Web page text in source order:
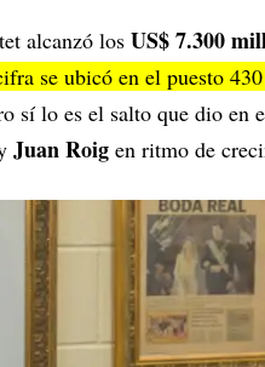
alcanzó los US$ 7.300
se ubicó en el puesto
sí lo es el salto que dio en
Juan Roig en ritmo de